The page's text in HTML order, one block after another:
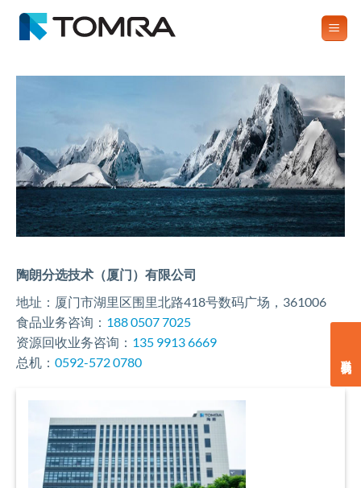
陶朗分选技术（厦门）有限公司
地址：厦门市湖里区围里北路418号数码广场，361006
食品业务咨询： 188 0507 7025
资源回收业务咨询： 135 9913 6669
总机： 0592-572 0780